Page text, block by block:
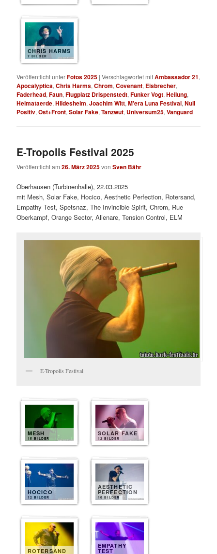
CHRIS HARMS
7 BILDER
Veröffentlicht unterFotos 2025 |Verschlagwortet mitAmbassador 21,
Apocalyptica,Chris Harms,Chrom,Covenant, Eisbrecher,
Faderhead,Faun,Flugplatz Drispenstedt,Funker Vogt,Heilung,
Heimataerde,Hildesheim,Joachim Witt,M'era Luna Festival,Null
Positiv,Ost+Front,Solar Fake,Tanzwut, Universum25,Vanguard
E-Tropolis Festival 2025
Veröffentlicht am26. März 2025vonSven Bähr
Oberhausen (Turbinenhalle), 22.03.2025
mit Mesh, Solar Fake, Hocico, Aesthetic Perfection, Rotersand,
Empathy Test, Spetsnaz, The Invincible Spirit, Chrom, Rue
Oberkampf, Orange Sector, Alienare, Tension Control, ELM
E-Tropolis Festival
MESH
15 BILDER
SOLAR FAKE
12 BILDER
HOCICO
12 BILDER
AESTHETIC
PERFECTION
10 BILDER
ROTERSAND
EMPATHY
TEST